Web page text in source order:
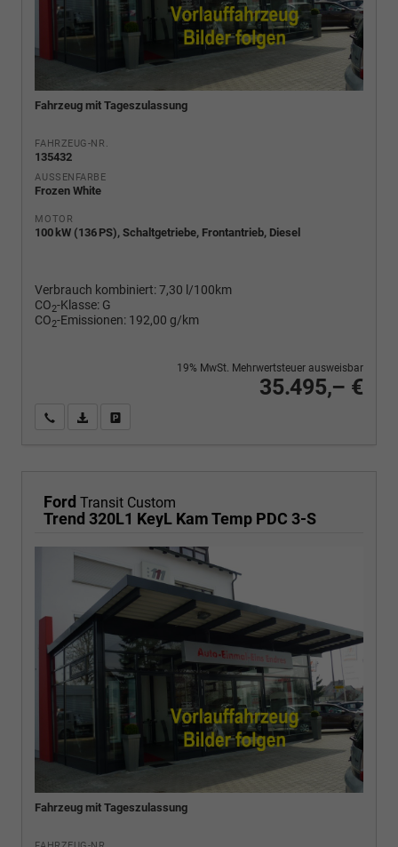
Fahrzeug mit Tageszulassung
FAHRZEUG-NR.
135432
AUSSENFARBE
Frozen White
MOTOR
100 kW (136 PS), Schaltgetriebe, Frontantrieb, Diesel
Verbrauch kombiniert:7,30 l/100km
CO2-Klasse: G
CO2-Emissionen: 192,00 g/km
35.495,– €
19% MwSt. Mehrwertsteuer ausweisbar
Wir rufen Sie anPDF-Fahrzeugexposé drucken
Ford Transit Custom
Trend 320L1 KeyL Kam Temp PDC 3-S
Fahrzeug mit Tageszulassung